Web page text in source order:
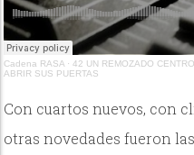
Cadena RASA ·42 UN REMOZADO
ABRIR SUS PUERTAS
Con cuartos nuevos, con
otras novedades fueron